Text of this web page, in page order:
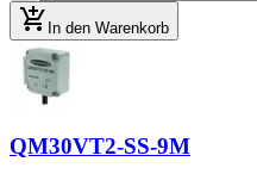
add_shopping_cart In den Warenkorb
QM30VT2-SS-9M